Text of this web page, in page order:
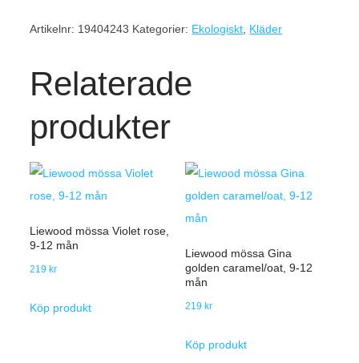
Artikelnr: 19404243 Kategorier: Ekologiskt Kläder
Relaterade
produkter
Liewood mössa Violet rose,
9-12 mån
219 kr
Köp produkt
Liewood mössa Gina
golden caramel/oat, 9-12
mån
219 kr
Köp produkt